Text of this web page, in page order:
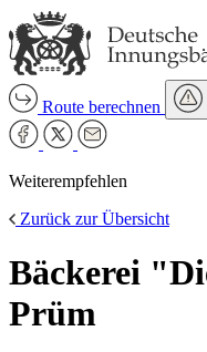
Route berechnen
Weiterempfehlen
Zurück zur Übersicht
Bäckerei
Prüm